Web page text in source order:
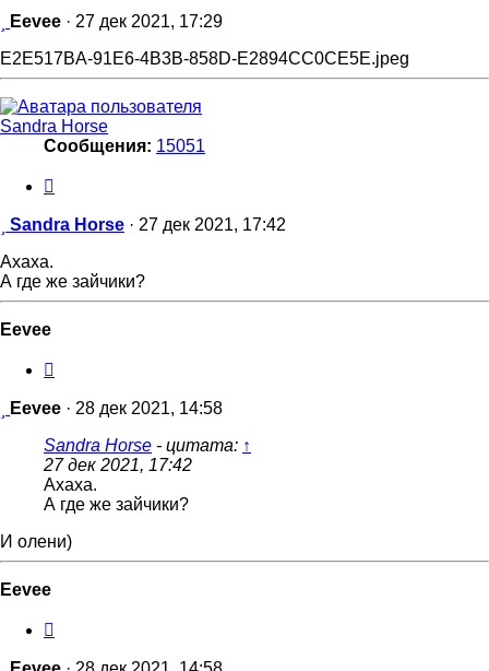
Сообщение
Eevee · 27 дек 2021, 17:29
E2E517BA-91E6-4B3B-858D-E2894CC0CE5E.jpeg
Sandra Horse
Сообщения: 15051
Сообщение
Sandra Horse · 27 дек 2021, 17:42
Ахаха.
А где же зайчики?
Eevee
Сообщение
Eevee · 28 дек 2021, 14:58
Sandra Horse - цитата: ↑
27 дек 2021, 17:42
Ахаха.
А где же зайчики?
И олени)
Eevee
Сообщение